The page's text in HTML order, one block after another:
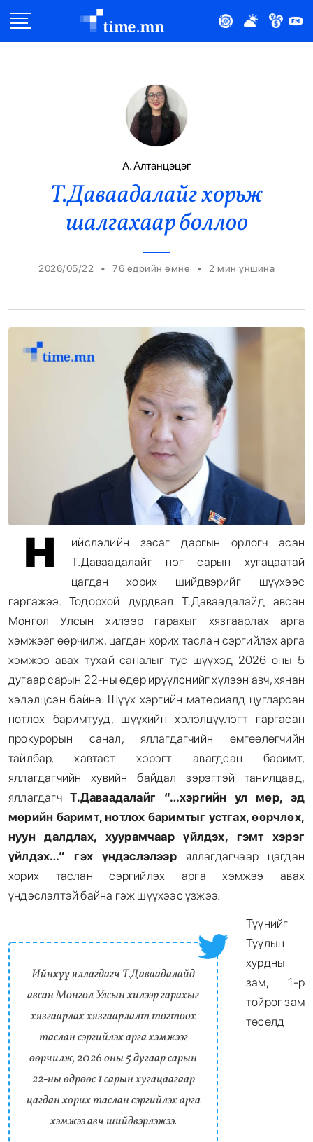
Эдийн Засаг
Нийтлэлчийн Булан
Эрүүл Мэнд
Орон Нутаг
Спорт
Энтертайнмент
Эрэн Сурвалжилга
А. Алтанцэцэг
Т.Даваадалайг хорьж
шалгахаар боллоо
2026/05/22 • 76 өдрийн өмнө • 2 мин уншина
Н
ийслэлийн засаг даргын орлогч асан
Т.Даваадалайг нэг сарын хугацаатай
цагдан хорих шийдвэрийг шүүхээс
гаргажээ. Тодорхой дурдвал Т.Даваадалайд авсан
Монгол Улсын хилээр гарахыг хязгаарлах арга
хэмжээг өөрчилж, цагдан хорих таслан сэргийлэх арга
хэмжээ авах тухай саналыг тус шүүхэд 2026 оны 5
дугаар сарын 22-ны өдөр ирүүлснийг хүлээн авч, хянан
хэлэлцсэн байна. Шүүх хэргийн материалд цугларсан
нотлох баримтууд, шүүхийн хэлэлцүүлэгт гаргасан
прокурорын санал, яллагдагчийн өмгөөлөгчийн
тайлбар, хавтаст хэрэгт авагдсан баримт,
яллагдагчийн хувийн байдал зэрэгтэй танилцаад,
яллагдагчТ.Даваадалайг “…хэргийн ул мөр, эд
мөрийн баримт, нотлох баримтыг устгах, өөрчлөх,
нуун далдлах, хуурамчаар үйлдэх, гэмт хэрэг
үйлдэх…” гэх үндэслэлээр яллагдагчаар цагдан
хорих таслан сэргийлэх арга хэмжээ авах
үндэслэлтэй байна гэж шүүхээс үзжээ.
Ийнхүү яллагдагч Т.Даваадалайд
авсан Монгол Улсын хилээр гарахыг
хязгаарлах хязгаарлалт тогтоох
таслан сэргийлэх арга хэмжээг
өөрчилж, 2026 оны 5 дугаар сарын
22-ны өдрөөс 1 сарын хугацаагаар
цагдан хорих таслан сэргийлэх арга
хэмжээ авч шийдвэрлэжээ.
Түүнийг
Туулын
хурдны
зам, 1-р
тойрог зам
төсөлд